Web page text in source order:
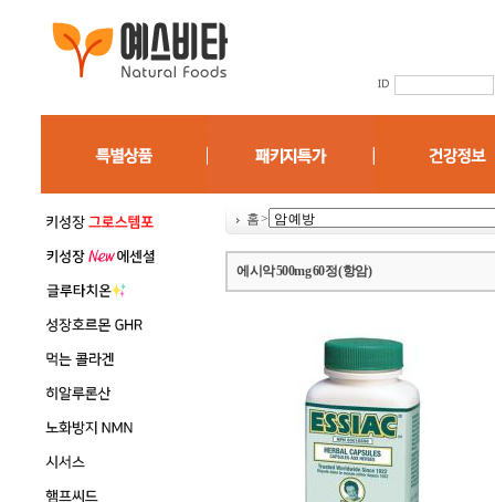
홈>
에시악 500mg 60정 (항암)